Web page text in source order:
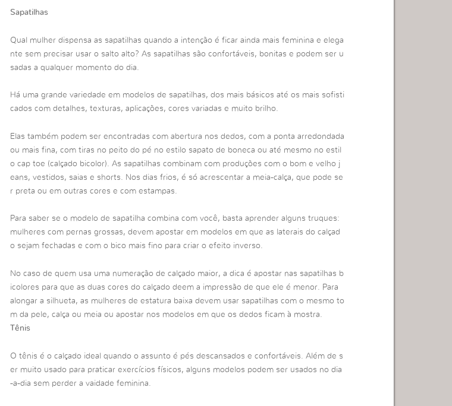
Sapatilhas
Qual mulher dispensa as sapatilhas quando a intenção é ficar ainda mais feminina e elega
nte sem precisar usar o salto alto? As sapatilhas são confortáveis, bonitas e podem ser u
sadas a qualquer momento do dia.
Há uma grande variedade em modelos de sapatilhas, dos mais básicos até os mais sofisti
cados com detalhes, texturas, aplicações, cores variadas e muito brilho.
Elas também podem ser encontradas com abertura nos dedos, com a ponta arredondada
ou mais fina, com tiras no peito do pé no estilo sapato de boneca ou até mesmo no estil
o cap toe (calçado bicolor). As sapatilhas combinam com produções com o bom e velho j
eans, vestidos, saias e shorts. Nos dias frios, é só acrescentar a meia-calça, que pode se
r preta ou em outras cores e com estampas.
Para saber se o modelo de sapatilha combina com você, basta aprender alguns truques:
mulheres com pernas grossas, devem apostar em modelos em que as laterais do calçad
o sejam fechadas e com o bico mais fino para criar o efeito inverso.
No caso de quem usa uma numeração de calçado maior, a dica é apostar nas sapatilhas b
icolores para que as duas cores do calçado deem a impressão de que ele é menor. Para
alongar a silhueta, as mulheres de estatura baixa devem usar sapatilhas com o mesmo to
m da pele, calça ou meia ou apostar nos modelos em que os dedos ficam à mostra.
Tênis
O tênis é o calçado ideal quando o assunto é pés descansados e confortáveis. Além de s
er muito usado para praticar exercícios físicos, alguns modelos podem ser usados no dia
-a-dia sem perder a vaidade feminina.